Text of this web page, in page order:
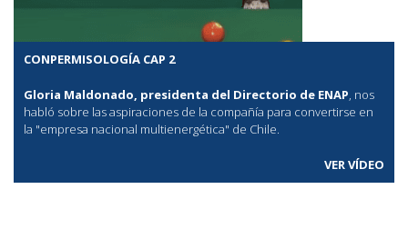
CONPERMISOLOGÍA CAP 2
Gloria Maldonado, presidenta del Directorio de ENAP, nos
habló sobre las aspiraciones de la compañía para convertirse en
la "empresa nacional multienergética" de Chile.
VER VÍDEO